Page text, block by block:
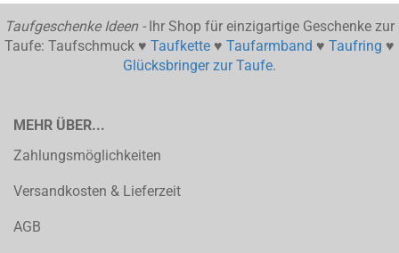
Taufgeschenke Ideen - Ihr Shop für einzigartige Geschenke zur
Taufe: Taufschmuck ♥ Taufkette ♥ Taufarmband ♥ Taufring ♥
Glücksbringer zur Taufe.
MEHR ÜBER...
Zahlungsmöglichkeiten
Versandkosten & Lieferzeit
AGB